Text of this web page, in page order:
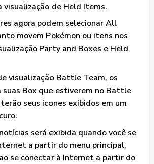
visualização de Held Items.
agora podem selecionar All
movem Pokémon ou itens nos
Party and Boxes e Held
visualização Battle Team, os
suas Box que estiverem no Battle
seus ícones exibidos em um
será exibida quando você se
a partir do menu principal,
se conectar à Internet a partir do